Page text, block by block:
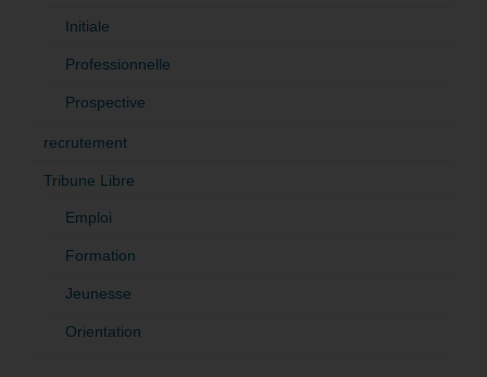
Initiale
Professionnelle
Prospective
recrutement
Tribune Libre
Emploi
Formation
Jeunesse
Orientation